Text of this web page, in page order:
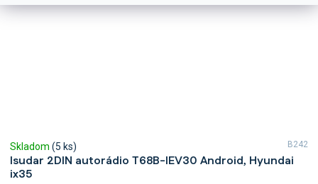
Isudar 2DIN autorádio T68B-IEV30 Android, Hyundai
ix35
Skladom (5 ks) B242